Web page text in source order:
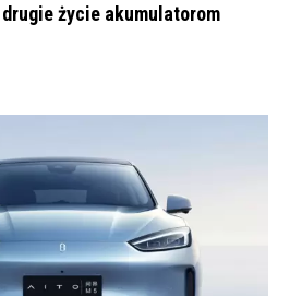
życie akumulatorom